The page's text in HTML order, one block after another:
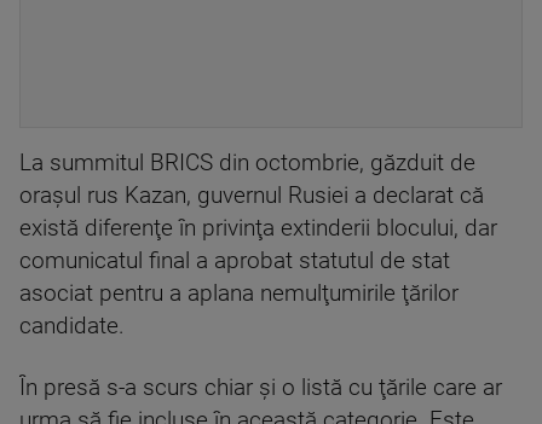
La summitul BRICS din octombrie, găzduit de
oraşul rus Kazan, guvernul Rusiei a declarat că
există diferenţe în privinţa extinderii blocului, dar
comunicatul final a aprobat statutul de stat
asociat pentru a aplana nemulţumirile ţărilor
candidate.
În presă s-a scurs chiar şi o listă cu ţările care ar